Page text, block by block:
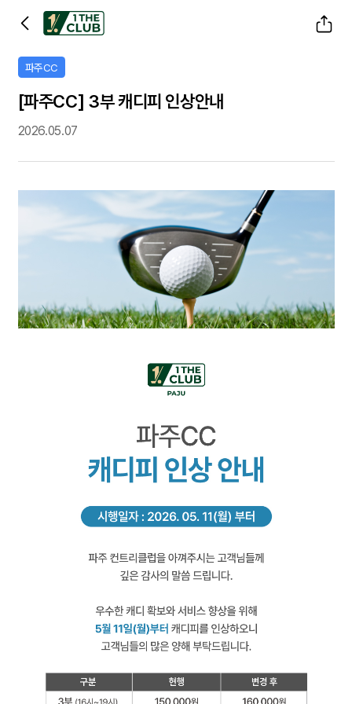
파주CC
[파주CC] 3부 캐디피 인상안내
2026.05.07